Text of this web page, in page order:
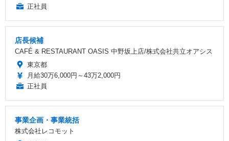
正社員
店長候補
CAFÉ & RESTAURANT OASIS 中野坂上店/株式会社共立オアシス
東京都
月給30万6,000円～43万2,000円
正社員
事業企画・事業統括
株式会社レコモット